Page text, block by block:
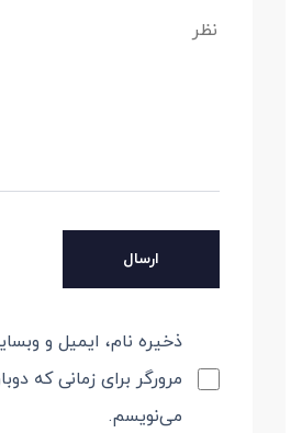
ذخیره نام، ایمیل و
مرورگر برای زمانی که
می‌نویسم.